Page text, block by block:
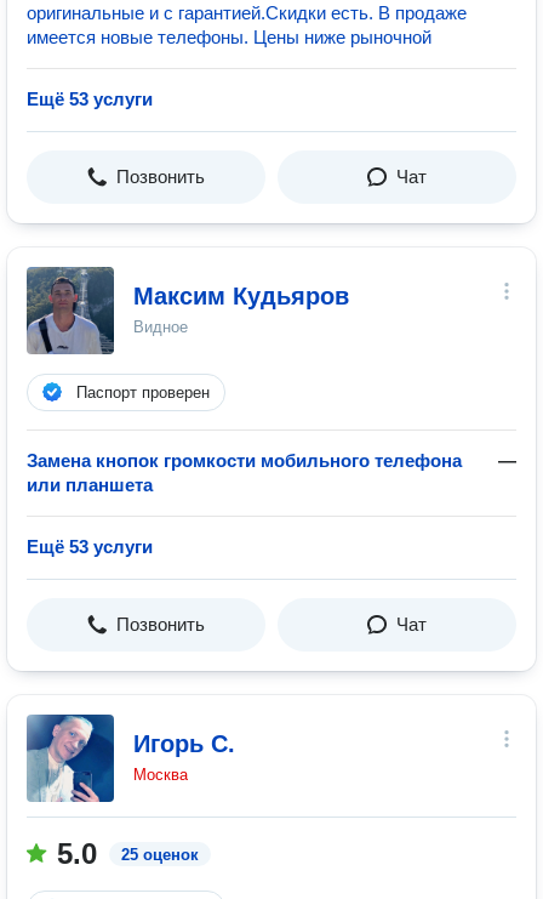
оригинальные и с гарантией.Скидки есть. В продаже
имеется новые телефоны. Цены ниже рыночной
Ещё 53 услуги
Позвонить Чат
Максим Кудьяров
Видное
Паспорт проверен
Замена кнопок громкости мобильного телефона
или планшета
—
Ещё 53 услуги
Позвонить Чат
Игорь С.
Москва
5.0 25 оценок